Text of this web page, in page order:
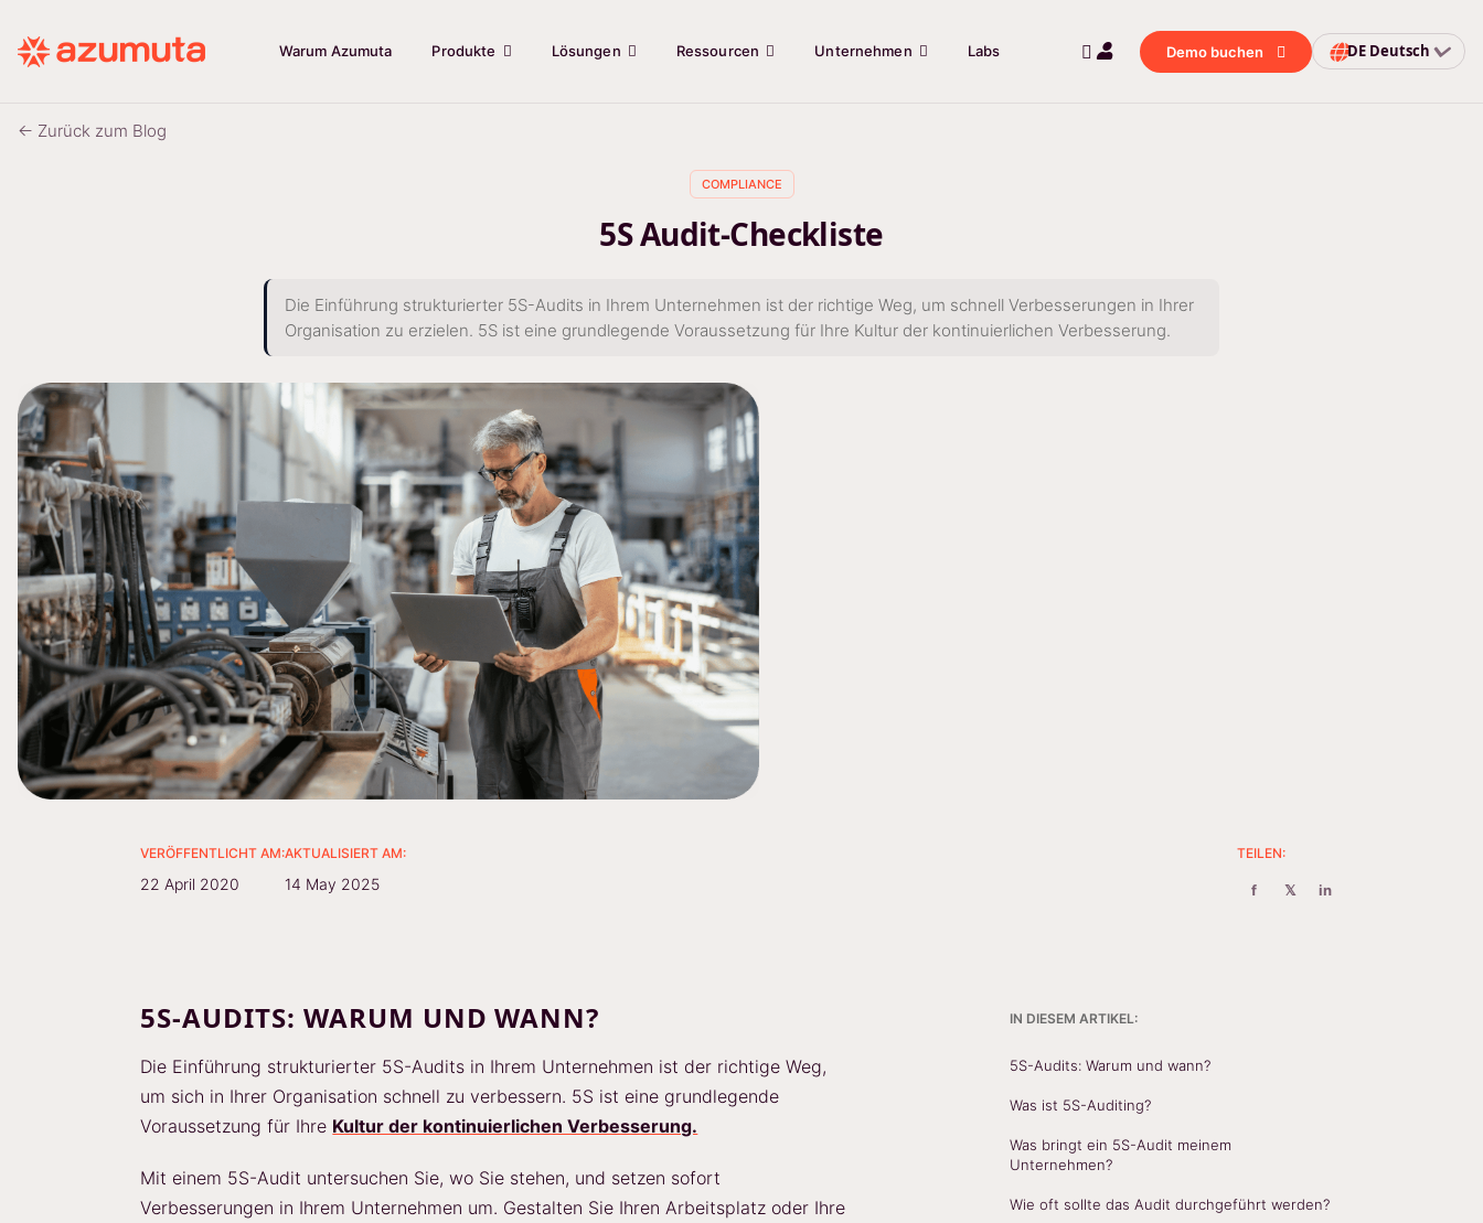
Warum Azumuta Produkte Lösungen Ressourcen Unternehmen Labs Demo buchen DE Deutsch
← Zurück zum Blog
COMPLIANCE
5S Audit-Checkliste
Die Einführung strukturierter 5S-Audits in Ihrem Unternehmen ist der richtige Weg, um schnell Verbesserungen in Ihrer
Organisation zu erzielen. 5S ist eine grundlegende Voraussetzung für Ihre Kultur der kontinuierlichen Verbesserung.
VERÖFFENTLICHT AM:
22 April 2020
AKTUALISIERT AM:
14 May 2025
TEILEN:
f 𝕏 in
5S-AUDITS: WARUM UND WANN?
Die Einführung strukturierter 5S-Audits in Ihrem Unternehmen ist der richtige Weg,
um sich in Ihrer Organisation schnell zu verbessern. 5S ist eine grundlegende
Voraussetzung für Ihre Kultur der kontinuierlichen Verbesserung.
Mit einem 5S-Audit untersuchen Sie, wo Sie stehen, und setzen sofort
Verbesserungen in Ihrem Unternehmen um. Gestalten Sie Ihren Arbeitsplatz oder Ihre
IN DIESEM ARTIKEL:
5S-Audits: Warum und wann?
Was ist 5S-Auditing?
Was bringt ein 5S-Audit meinem
Unternehmen?
Wie oft sollte das Audit durchgeführt werden?